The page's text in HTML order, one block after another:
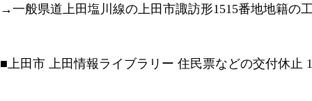
→一般県道上田塩川線の上田市諏訪形1515番地地籍の
■上田市 上田情報ライブラリー 住民票などの交付休止